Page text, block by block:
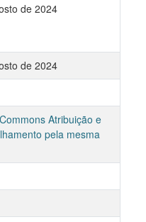
de 2024
de 2024
Atribuição e
pela mesma